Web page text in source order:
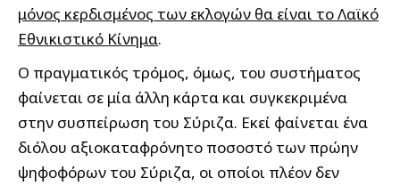
μόνος κερδισμένος των εκλογών θα είναι το Λαϊκό
Εθνικιστικό Κίνημα.
Ο πραγματικός τρόμος, όμως, του συστήματος
φαίνεται σε μία άλλη κάρτα και συγκεκριμένα
στην συσπείρωση του Σύριζα. Εκεί φαίνεται ένα
διόλου αξιοκαταφρόνητο ποσοστό των πρώην
ψηφοφόρων του Σύριζα, οι οποίοι πλέον δεν